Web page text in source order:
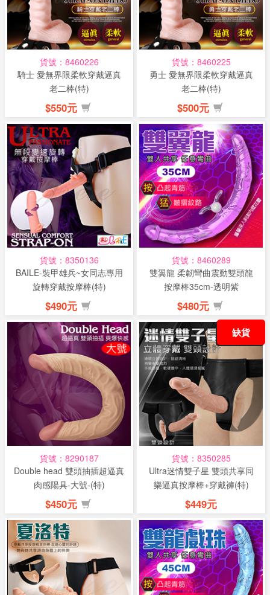
貨號：8460226
騎士 愛無界限柔軟穿戴逼真
老二棒(特)
$550元
貨號：8460225
勇士 愛無界限柔軟穿戴逼真
老二棒(特)
$500元
貨號：8350136
BAILE-裝甲雄兵~女同志專用
旋轉穿戴按摩棒(特)
$490元
貨號：8460289
雙翼龍 柔韌彎曲震動雙頭龍
按摩棒35cm-透明紫
$480元
貨號：8290187
Double head 雙頭抽插超逼真
肉感陽具-大號-(特)
$450元
貨號：8350285
Ultra迷情雙子星 雙頭共享同
樂逼真按摩棒+穿戴褲(特)
$449元
缺貨